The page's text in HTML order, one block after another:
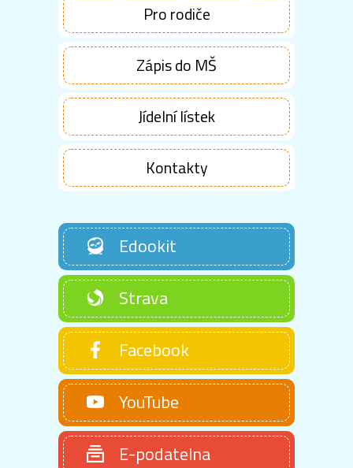
Pro rodiče
Zápis do MŠ
Jídelní lístek
Kontakty
Edookit
Strava
Facebook
YouTube
E-podatelna